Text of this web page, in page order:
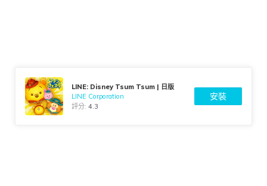
LINE: Disney Tsum Tsum | 日版
LINE Corporation
評分:4.3
安裝